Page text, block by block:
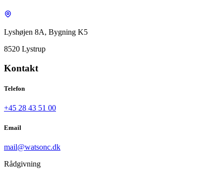
Lyshøjen 8A, Bygning K5
8520 Lystrup
Kontakt
Telefon
+45 28 43 51 00
Email
mail@watsonc.dk
Rådgivning